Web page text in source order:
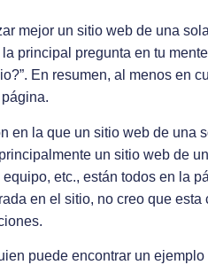
mejor un sitio web de una
principal pregunta en tu
En resumen, al menos en
en la que un sitio web de una
un sitio web de
etc., están todos en la
en el sitio, no creo que esta
puede encontrar un